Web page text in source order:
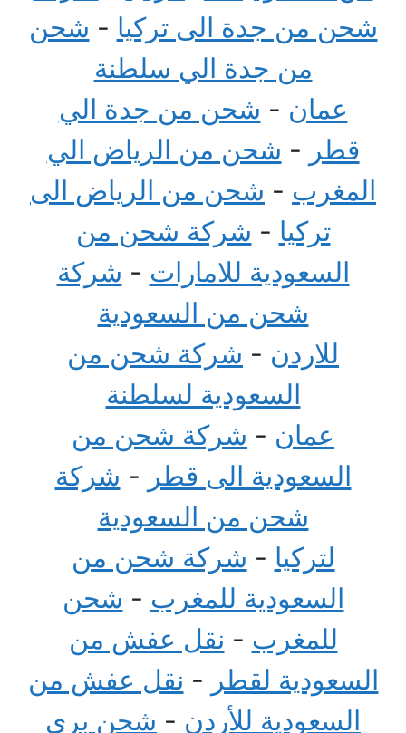
شحن من جدة الى تركيا - شحن
من جدة الي سلطنة
عمان - شحن من جدة الي
قطر - شحن من الرياض الي
المغرب - شحن من الرياض الى
تركيا - شركة شحن من
السعودية للامارات - شركة
شحن من السعودية
للاردن - شركة شحن من
السعودية لسلطنة
عمان - شركة شحن من
السعودية الى قطر - شركة
شحن من السعودية
لتركيا - شركة شحن من
السعودية للمغرب - شحن
للمغرب - نقل عفش من
السعودية لقطر - نقل عفش من
السعودية للأردن - شحن بري